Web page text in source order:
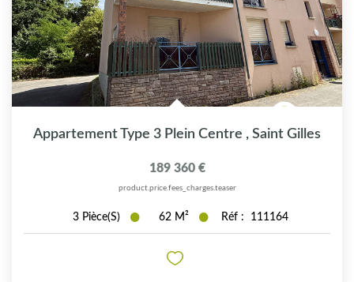
Appartement Type 3 Plein Centre , Saint Gilles
189 360 €
product.price.fees_charges.teaser
3 Pièce(s) 62 M² Réf : 111164